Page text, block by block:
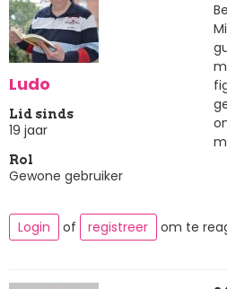
Ludo
Lid sinds
19 jaar
Rol
Gewone gebruiker
Login of registreer om te